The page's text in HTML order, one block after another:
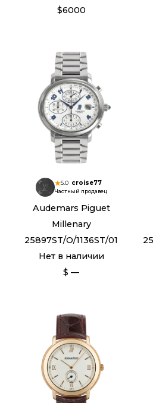
$6000
5.0 croise77
Частный продавец
Audemars Piguet
Millenary
25897ST/O/1136ST/01
Нет в наличии
$ —